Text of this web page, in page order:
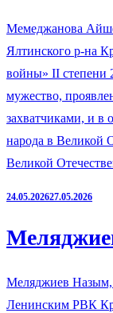
Мемеджанова
Ялтинского р-на
войны» II степени
мужество,
захватчиками, и в
народа в Великой
Великой
24.05.202627.05.2026
Меляджиев Назым,
Ленинским РВК